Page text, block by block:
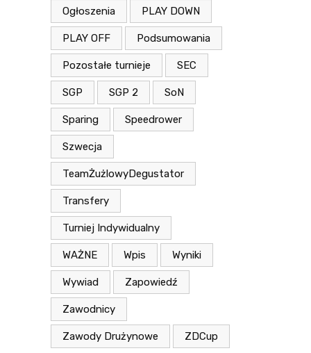
Ogłoszenia PLAY DOWN
PLAY OFF Podsumowania
Pozostałe turnieje SEC
SGP SGP 2 SoN
Sparing Speedrower
Szwecja
TeamŻużlowyDegustator
Transfery
Turniej Indywidualny
WAŻNE Wpis Wyniki
Wywiad Zapowiedź
Zawodnicy
Zawody Drużynowe ZDCup